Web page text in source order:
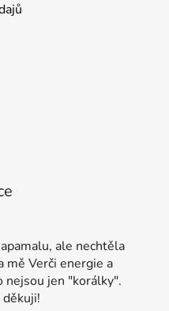
ale nechtěla
mě Verči energie a
nejsou jen "korálky".
děkuji!